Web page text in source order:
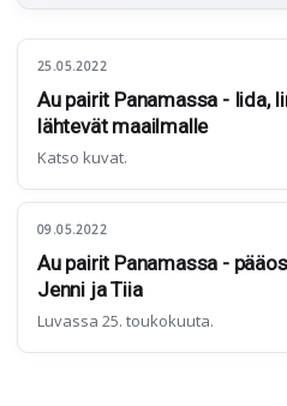
25.05.2022
Au pairit Panamassa - Iida,
lähtevät maailmalle
Katso kuvat.
09.05.2022
Au pairit Panamassa -
Jenni ja Tiia
Luvassa 25. toukokuuta.